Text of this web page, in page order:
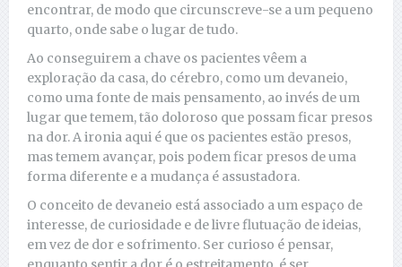
encontrar, de modo que circunscreve-se a um pequeno
quarto, onde sabe o lugar de tudo.
Ao conseguirem a chave os pacientes vêem a
exploração da casa, do cérebro, como um devaneio,
como uma fonte de mais pensamento, ao invés de um
lugar que temem, tão doloroso que possam ficar presos
na dor. A ironia aqui é que os pacientes estão presos,
mas temem avançar, pois podem ficar presos de uma
forma diferente e a mudança é assustadora.
O conceito de devaneio está associado a um espaço de
interesse, de curiosidade e de livre flutuação de ideias,
em vez de dor e sofrimento. Ser curioso é pensar,